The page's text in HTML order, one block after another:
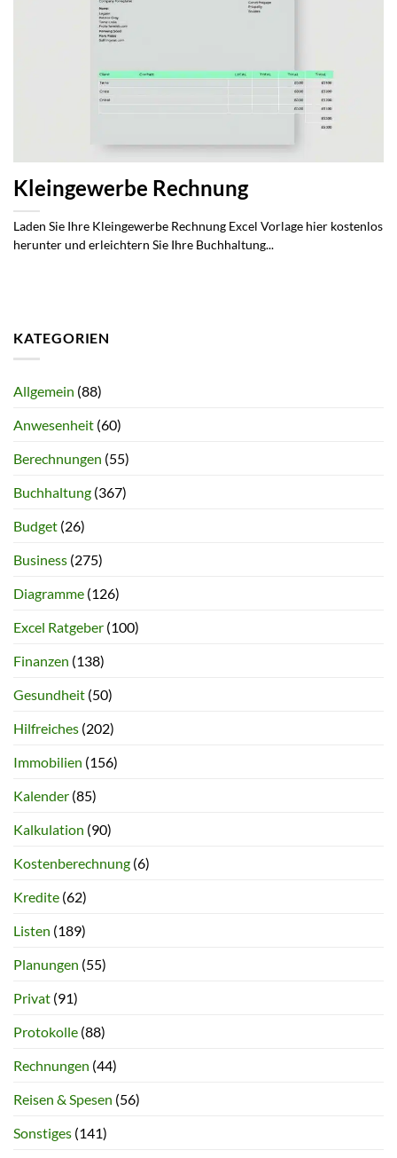
Kleingewerbe Rechnung
Laden Sie Ihre Kleingewerbe Rechnung Excel Vorlage hier kostenlos
herunter und erleichtern Sie Ihre Buchhaltung...
KATEGORIEN
Allgemein (88)
Anwesenheit (60)
Berechnungen (55)
Buchhaltung (367)
Budget (26)
Business (275)
Diagramme (126)
Excel Ratgeber (100)
Finanzen (138)
Gesundheit (50)
Hilfreiches (202)
Immobilien (156)
Kalender (85)
Kalkulation (90)
Kostenberechnung (6)
Kredite (62)
Listen (189)
Planungen (55)
Privat (91)
Protokolle (88)
Rechnungen (44)
Reisen & Spesen (56)
Sonstiges (141)